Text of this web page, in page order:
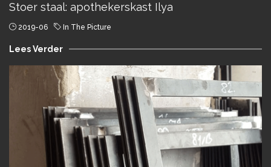
Stoer staal: apothekerskast Ilya
2019-06 In The Picture
Lees Verder